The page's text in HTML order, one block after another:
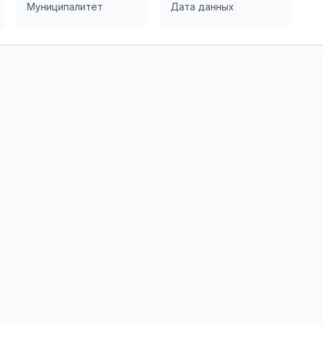
Муниципалитет Дата данных